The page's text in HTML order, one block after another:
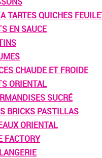
TARTES QUICHES
EN SAUCE
CHAUDE ET FROIDE
ORIENTAL
SUCRÉ
BRICKS PASTILLAS
ORIENTAL
FACTORY